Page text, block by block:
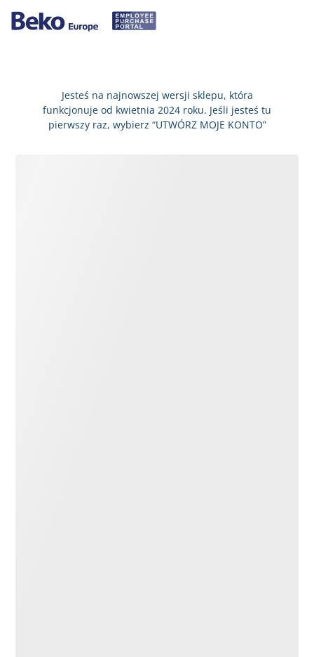
Jesteś na najnowszej wersji sklepu, która
funkcjonuje od kwietnia 2024 roku. Jeśli jesteś tu
pierwszy raz, wybierz “UTWÓRZ MOJE KONTO”